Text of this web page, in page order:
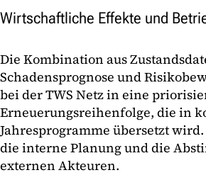
Wirtschaftliche Effekte und
Die Kombination aus
Schadensprognose und
bei der TWS Netz in eine
Erneuerungsreihenfolge, die in
Jahresprogramme übersetzt
die interne Planung und die
externen Akteuren.